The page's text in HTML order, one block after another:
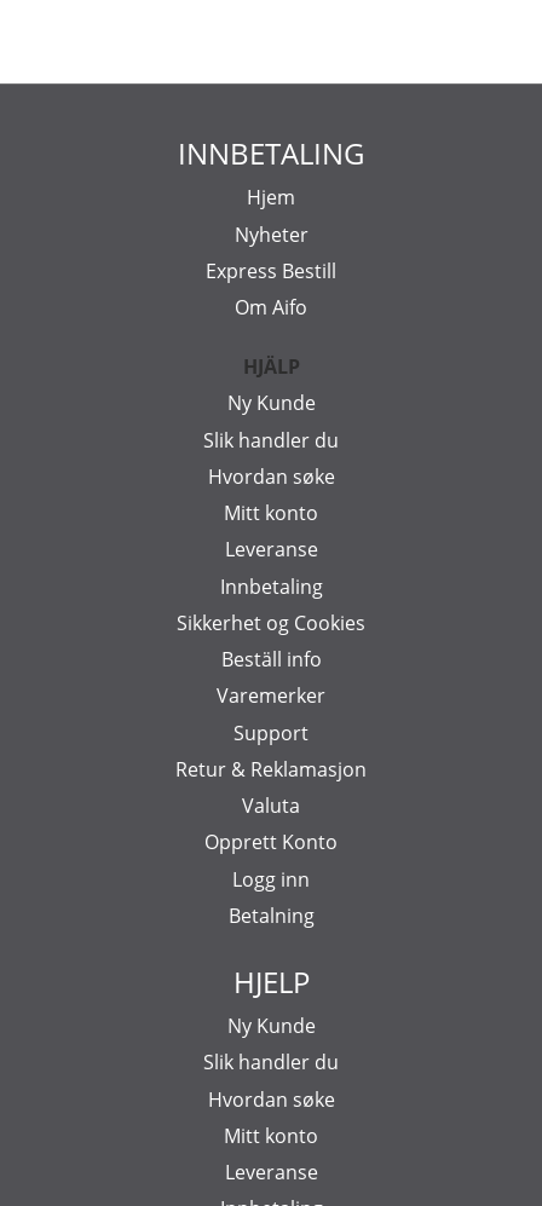
INNBETALING
Hjem
Nyheter
Express Bestill
Om Aifo
HJÄLP
Ny Kunde
Slik handler du
Hvordan søke
Mitt konto
Leveranse
Innbetaling
Sikkerhet og Cookies
Beställ info
Varemerker
Support
Retur & Reklamasjon
Valuta
Opprett Konto
Logg inn
Betalning
HJELP
Ny Kunde
Slik handler du
Hvordan søke
Mitt konto
Leveranse